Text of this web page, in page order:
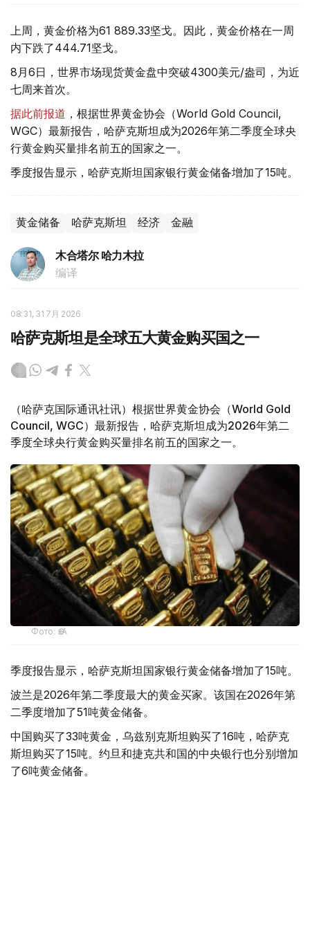
上周，黄金价格为61 889.33坚戈。因此，黄金价格在一周
内下跌了444.71坚戈。
8月6日，世界市场现货黄金盘中突破4300美元/盎司，为近
七周来首次。
据此前报道 ，根据世界黄金协会（World Gold Council,
WGC）最新报告，哈萨克斯坦成为2026年第二季度全球央
行黄金购买量排名前五的国家之一。
季度报告显示，哈萨克斯坦国家银行黄金储备增加了15吨。
黄金储备 哈萨克斯坦 经济 金融
木合塔尔 哈力木拉
编译
08:31, 31 7月 2026
哈萨克斯坦是全球五大黄金购买国之一
（哈萨克国际通讯社讯）根据世界黄金协会（World Gold
Council, WGC）最新报告，哈萨克斯坦成为2026年第二
季度全球央行黄金购买量排名前五的国家之一。
Фото: ӨзА
季度报告显示，哈萨克斯坦国家银行黄金储备增加了15吨。
波兰是2026年第二季度最大的黄金买家。该国在2026年第
二季度增加了51吨黄金储备。
中国购买了33吨黄金，乌兹别克斯坦购买了16吨，哈萨克
斯坦购买了15吨。约旦和捷克共和国的中央银行也分别增加
了6吨黄金储备。